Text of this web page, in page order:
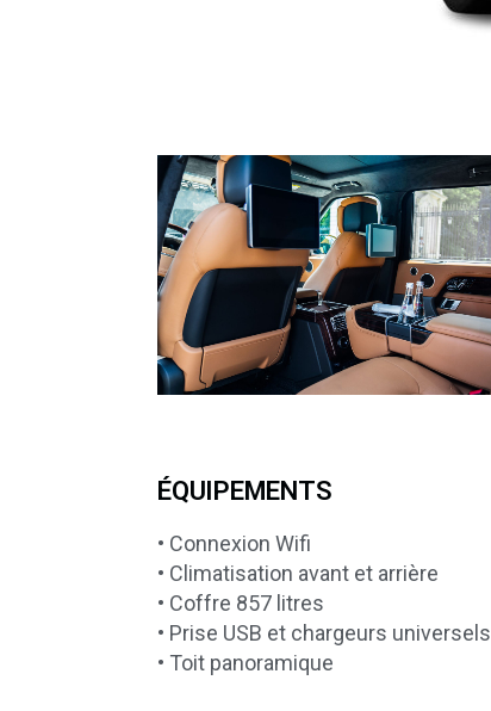
ÉQUIPEMENTS
• Connexion Wifi
• Climatisation avant et arrière
• Coffre 857 litres
• Prise USB et chargeurs universels
• Toit panoramique